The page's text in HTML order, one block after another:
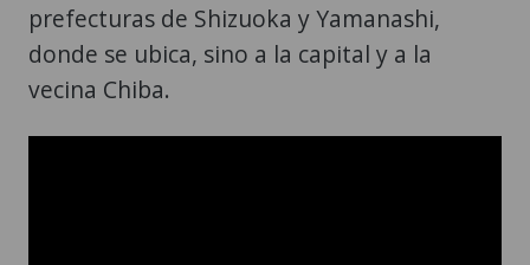
prefecturas de Shizuoka y Yamanashi,
donde se ubica, sino a la capital y a la
vecina Chiba.